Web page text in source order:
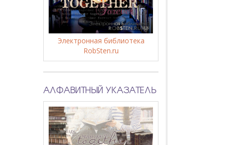
Электронная библиотека
RobSten.ru
АЛФАВИТНЫЙ УКАЗАТЕЛЬ